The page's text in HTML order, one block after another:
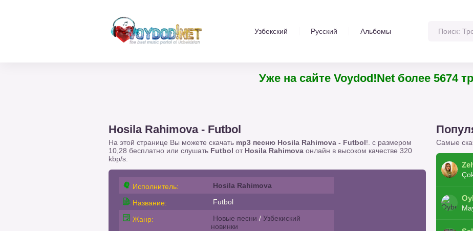
Узбекский Русский Альбомы
Уже на сайте Voydod!Net более 5674
Hosila Rahimova - Futbol
На этой странице Вы можете скачать mp3 песню Hosila Rahimova - Futbol!. с размером
10,28 бесплатно или слушать Futbol от Hosila Rahimova онлайн в высоком качестве 320
kbp/s.
Исполнитель: Hosila Rahimova
Название: Futbol
Жанр: Новые песни / Узбекиский
новинки
Самые